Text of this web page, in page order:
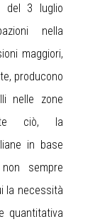
del 3 luglio
nella
maggiori,
producono
nelle zone
ciò, la
in base
sempre
la necessità
quantitativa